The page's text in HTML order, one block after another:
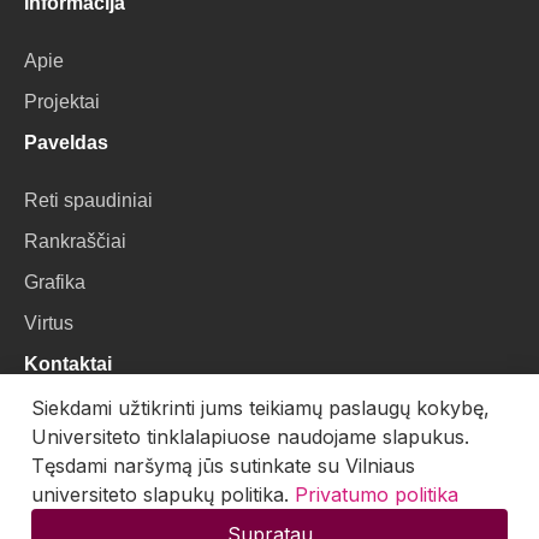
Apie
Projektai
Paveldas
Reti spaudiniai
Rankraščiai
Grafika
Virtus
Kontaktai
VU Biblioteka
Universiteto g. 3, LT-01122, Vilnius
El. paštas:skaitmenines.kolekcijos@mb.vu.lt
Siekdami užtikrinti jums teikiamų paslaugų kokybę,
Universiteto tinklalapiuose naudojame slapukus.
Tęsdami naršymą jūs sutinkate su Vilniaus
universiteto slapukų politika. Privatumo politika